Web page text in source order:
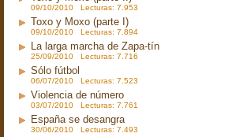
09/10/2010 Lecturas: 7.953
Toxo y Moxo (parte I)
09/10/2010 Lecturas: 7.894
La larga marcha de Zapa-tín
25/09/2010 Lecturas: 7.716
Sólo fútbol
06/07/2010 Lecturas: 7.523
Violencia de número
03/07/2010 Lecturas: 7.761
España se desangra
30/06/2010 Lecturas: 7.493